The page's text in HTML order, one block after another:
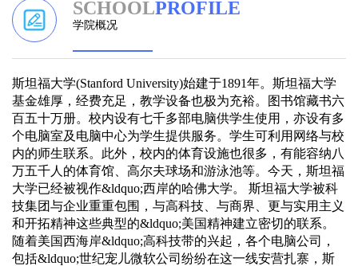
SCHOOLPROFILE
学院概况
斯坦福大学(Stanford University)始建于1891年。斯坦福大学
基金雄厚，经费充足，教学设备也极为充裕。图书馆藏书六
百五十万册。校内设有七千多部电脑供学生使用，亦设有多
个电脑室及电脑中心为学生提供服务。学生可利用网络与校
内的师生联系。此外，校内的体育设施也很多，有能容纳八
万五千人的体育馆、高尔夫球场和游泳池等。今天，斯坦福
大学已经被视作&ldquo;西岸的哈佛大学。 斯坦福大学被科
技集团与企业重重包围，与高科技、与商界、更与实用主义
和开拓精神这些典型的&ldquo;美国精神建立密切的联系。
随着美国西海岸&ldquo;高科技带的兴起，各个电脑公司，
包括&ldquo;世纪宠儿微软公司纷纷在这一线安营扎寨，斯